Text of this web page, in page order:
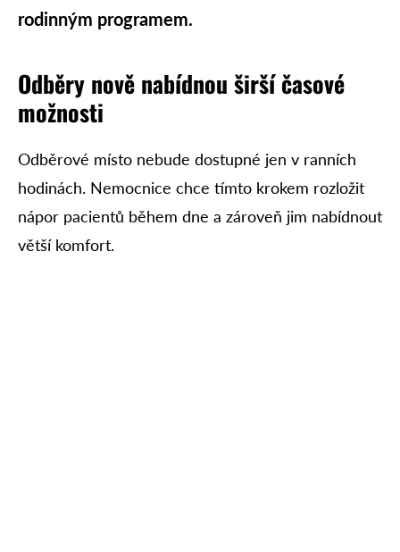
rodinným programem.
Odběry nově nabídnou širší časové
možnosti
Odběrové místo nebude dostupné jen v ranních
hodinách. Nemocnice chce tímto krokem rozložit
nápor pacientů během dne a zároveň jim nabídnout
větší komfort.